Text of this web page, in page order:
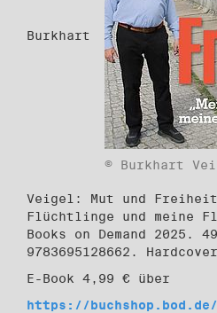
© Burkhart
Burkhart
Veigel: Mut und Freiheit
Flüchtlinge und meine
Books on Demand 2025.
9783695128662.
E-Book 4,99 € über
https://